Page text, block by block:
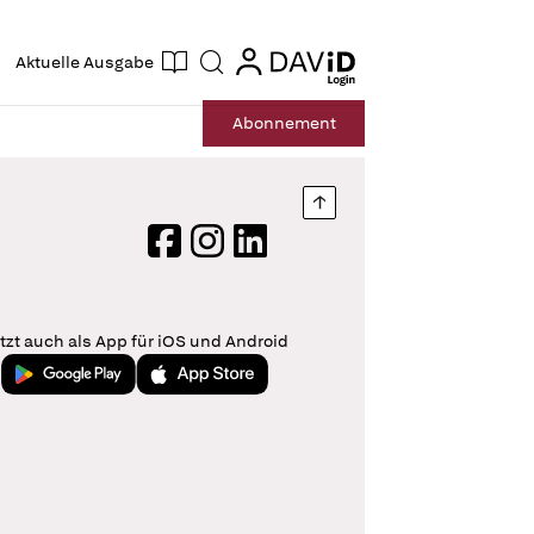
Aktuelle Ausgabe Suche login
login
Abonnement
Nach oben springen
FacebookInstagram
LinkedIn
auch als App für iOS und Android
Jetzt bei Google PlayLaden im App Store